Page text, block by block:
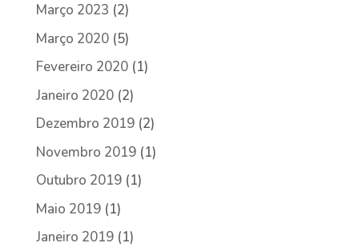
Março 2023 (2)
Março 2020(5)
Fevereiro 2020(1)
Janeiro 2020(2)
Dezembro 2019(2)
Novembro 2019(1)
Outubro 2019(1)
Maio 2019(1)
Janeiro 2019(1)